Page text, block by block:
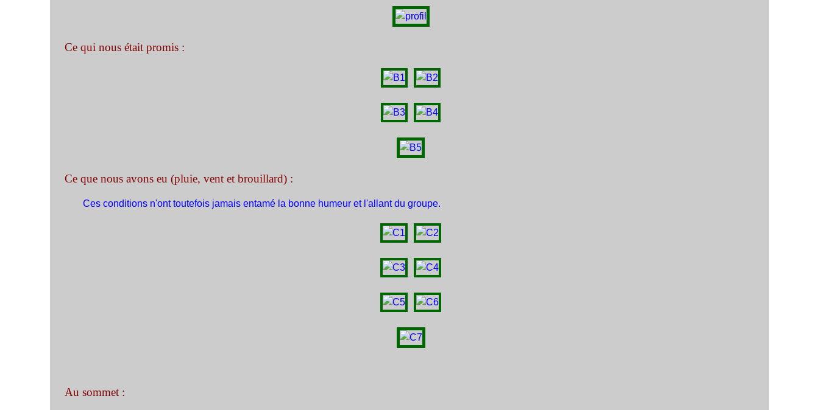
Ce qui nous était promis :
Ce que nous avons eu (pluie, vent et brouillard) :
Ces conditions n'ont toutefois jamais entamé la bonne humeur et l'allant du groupe.
Au sommet :